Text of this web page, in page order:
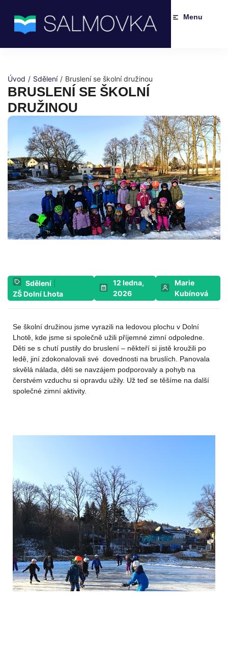
Menu
Úvod / Sdělení / Bruslení se školní družinou
BRUSLENÍ SE ŠKOLNÍ
DRUŽINOU
Sdělení
ZŠ Dolní Lhota
12 ledna,
2026
Marie
Kubínová
Se školní družinou jsme vyrazili na ledovou plochu v Dolní
Lhotě , kde jsme si společně užili příjemné zimní odpoledne.
Děti se s chutí pustily do bruslení – někteří si jistě kroužili po
ledě, jiní zdokonalovali své dovednosti na bruslích. Panovala
skvělá nálada, děti se navzájem podporovaly a pohyb na
čerstvém vzduchu si opravdu užily. Už teď se těšíme na další
společné zimní aktivity.